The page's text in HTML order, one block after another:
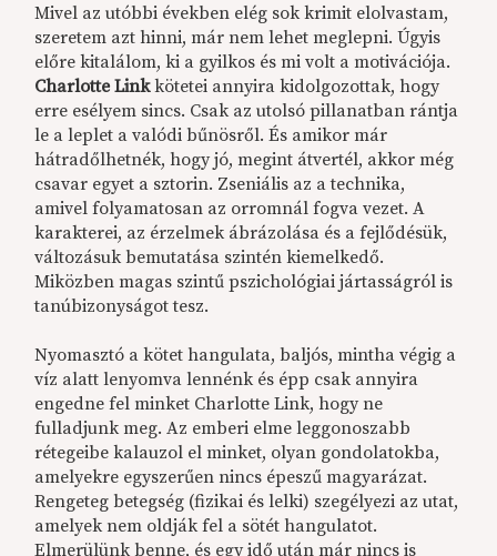
Mivel az utóbbi években elég sok krimit elolvastam,
szeretem azt hinni, már nem lehet meglepni. Úgyis
előre kitalálom, ki a gyilkos és mi volt a motivációja.
Charlotte Linkkötetei annyira kidolgozottak, hogy
erre esélyem sincs. Csak az utolsó pillanatban rántja
le a leplet a valódi bűnösről. És amikor már
hátradőlhetnék, hogy jó, megint átvertél, akkor még
csavar egyet a sztorin. Zseniális az a technika,
amivel folyamatosan az orromnál fogva vezet. A
karakterei, az érzelmek ábrázolása és a fejlődésük,
változásuk bemutatása szintén kiemelkedő.
Miközben magas szintű pszichológiai jártasságról is
tanúbizonyságot tesz.
Nyomasztó a kötet hangulata, baljós, mintha végig a
víz alatt lenyomva lennénk és épp csak annyira
engedne fel minket Charlotte Link, hogy ne
fulladjunk meg. Az emberi elme leggonoszabb
rétegeibe kalauzol el minket, olyan gondolatokba,
amelyekre egyszerűen nincs épeszű magyarázat.
Rengeteg betegség (fizikai és lelki) szegélyezi az utat,
amelyek nem oldják fel a sötét hangulatot.
Elmerülünk benne, és egy idő után már nincs is